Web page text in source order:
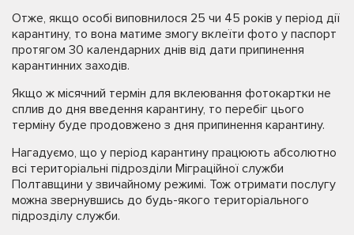
Отже, якщо особі виповнилося 25 чи 45 років у період дії
карантину, то вона матиме змогу вклеїти фото у паспорт
протягом 30 календарних днів від дати припинення
карантинних заходів.
Якщо ж місячний термін для вклеювання фотокартки не
сплив до дня введення карантину, то перебіг цього
терміну буде продовжено з дня припинення карантину.
Нагадуємо, що у період карантину працюють абсолютно
всі територіальні підрозділи Міграційної служби
Полтавщини у звичайному режимі. Тож отримати послугу
можна звернувшись до будь-якого територіального
підрозділу служби.